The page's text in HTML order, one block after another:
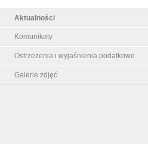
Aktualności
Komunikaty
Ostrzeżenia i wyjaśnienia podatkowe
Galerie zdjęć